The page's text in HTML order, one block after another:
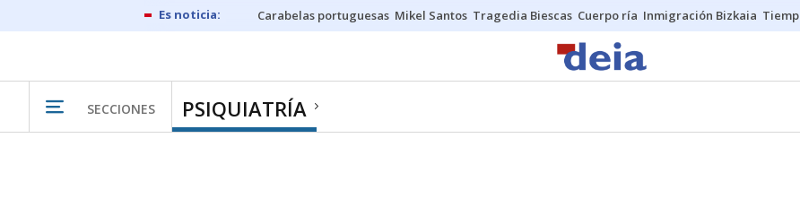
Carabelas portuguesas Mikel Santos Tragedia Biescas Cuerpo ría Inmigración Bizkaia
SECCIONES PSIQUIATRÍA